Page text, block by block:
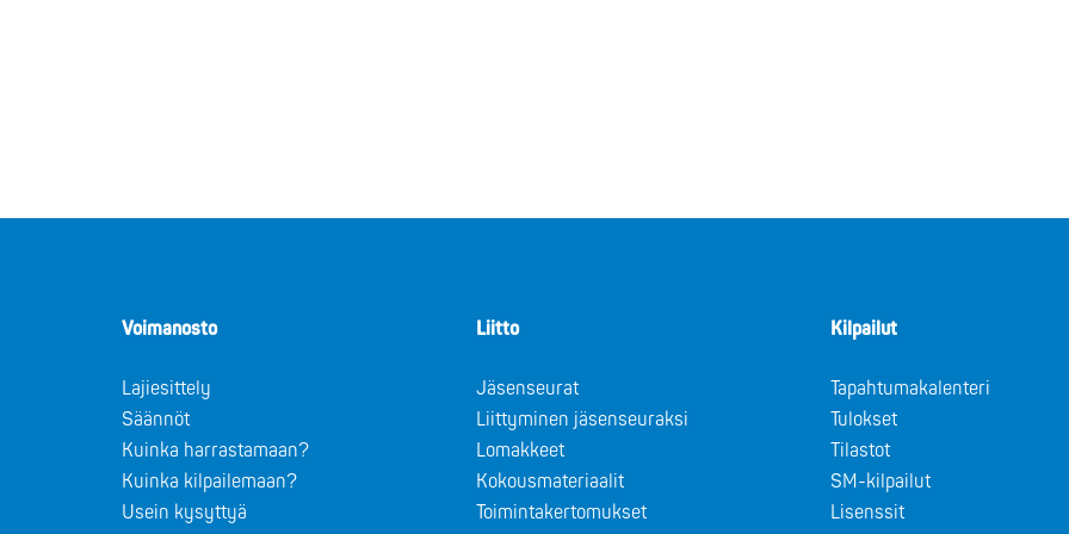
Voimanosto
Lajiesittely
Säännöt
Kuinka harrastamaan?
Kuinka kilpailemaan?
Usein kysyttyä
Liitto
Jäsenseurat
Liittyminen jäsenseuraksi
Lomakkeet
Kokousmateriaalit
Toimintakertomukset
Kilpailut
Tapahtumakalenteri
Tulokset
Tilastot
SM-kilpailut
Lisenssit